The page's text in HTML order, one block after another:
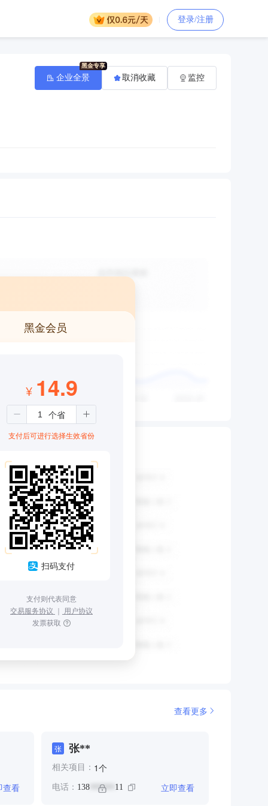
登录/注册
企业全景 取消收藏 监控
黑金会员
¥ 14.9
支付后可进行选择生效省份
扫码支付
支付则代表同意
交易服务协议 ｜ 用户协议
发票获取
查看更多
查看
张 张**
相关项目： 1个
电话： 138****** 11 立即查看